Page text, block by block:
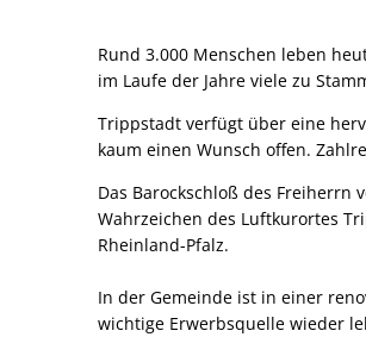
Rund 3.000 Menschen leben
im Laufe der Jahre viele zu
Trippstadt verfügt über eine
kaum einen Wunsch offen.
Das Barockschloß des Freiherrn
Wahrzeichen des Luftkurortes
Rheinland-Pfalz.
In der Gemeinde ist in einer
wichtige Erwerbsquelle wieder